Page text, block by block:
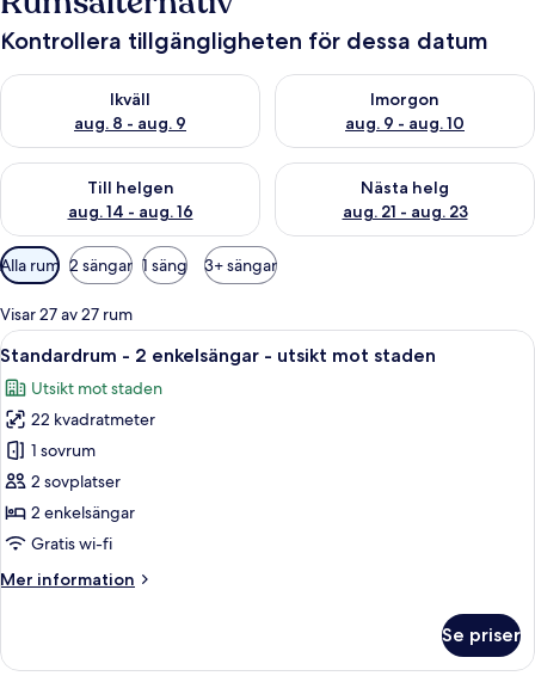
Kontrollera tillgängligheten för dessa datum
Ikväll
aug. 8 - aug. 9
Kontrollera tillgängligheten för ikväll aug. 8 - aug. 9
Imorgon
aug. 9 - aug. 10
Kontrollera tillgängligheten
Till helgen
aug. 14 - aug. 16
Kontrollera tillgängligheten för den här helgen aug. 14 - aug.
Nästa helg
aug. 21 - aug. 23
Kontrollera tillgängligheten
Tillgängliga
filter
för
rum
Alla rum 2 sängar 1 säng 3+ sängar
Visar 27 av 27 rum
Öppna
alla
foton
för
Standardrum
-
2
enkelsängar
utsikt
Ett hotellrum med en stor säng, ett
6
Standardrum - 2 enkelsängar - utsikt mot staden
Utsikt mot staden
22 kvadratmeter
1 sovrum
2 sovplatser
2 enkelsängar
Gratis wi-fi
Mer information
Mer
-
Se priser